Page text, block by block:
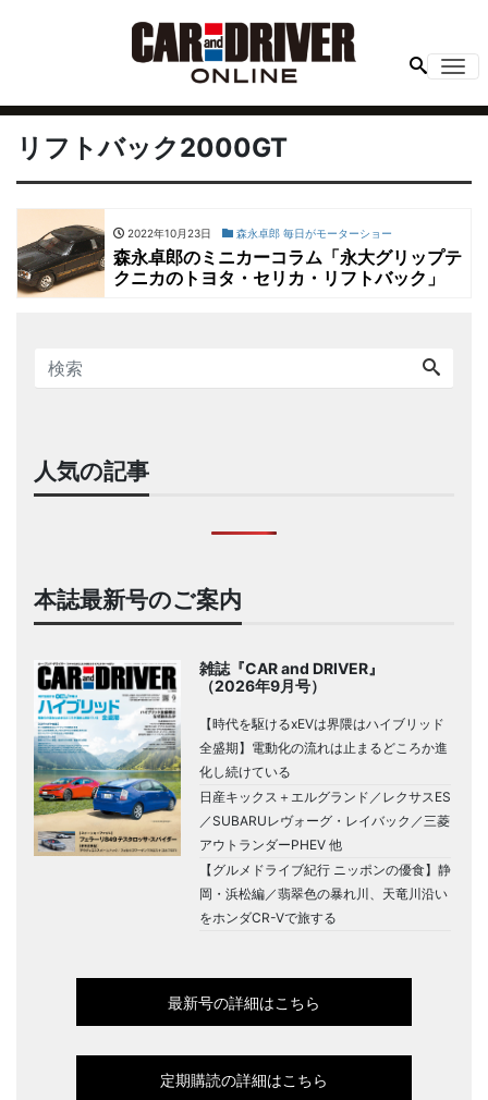
リフトバック2000GT
2022年10月23日 森永卓郎 毎日がモーターショー
森永卓郎のミニカーコラム「永大グリップテ
クニカのトヨタ・セリカ・リフトバック」
人気の記事
本誌最新号のご案内
雑誌『CAR and DRIVER』
（2026年9月号）
【時代を駆けるxEVは界隈はハイブリッド
全盛期】電動化の流れは止まるどころか進
化し続けている
日産キックス＋エルグランド／レクサスES
／SUBARUレヴォーグ・レイバック／三菱
アウトランダーPHEV 他
【グルメドライブ紀行 ニッポンの優食】静
岡・浜松編／翡翠色の暴れ川、天竜川沿い
をホンダCR-Vで旅する
最新号の詳細はこちら
定期購読の詳細はこちら